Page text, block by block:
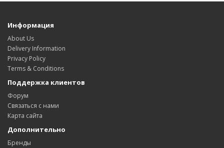
Информация
About Us
Delivery Information
Privacy Policy
Terms & Conditions
Поддержка клиентов
Форум
Связаться с нами
Карта сайта
Дополнительно
Бренды